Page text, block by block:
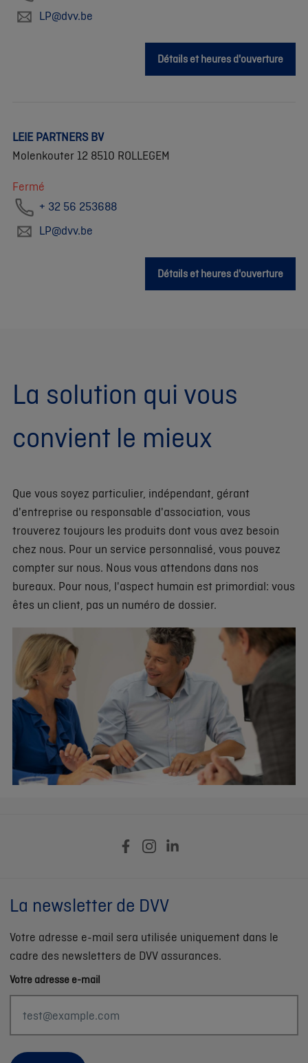
LP@dvv.be
Détails et heures d'ouverture
LEIE PARTNERS BV
Molenkouter 12 8510 ROLLEGEM
Fermé
+ 32 56 253688
LP@dvv.be
Détails et heures d'ouverture
La solution qui vous
convient le mieux
Que vous soyez particulier, indépendant, gérant
d'entreprise ou responsable d'association, vous
trouverez toujours les produits dont vous avez besoin
chez nous. Pour un service personnalisé, vous pouvez
compter sur nous. Nous vous attendons dans nos
bureaux. Pour nous, l'aspect humain est primordial: vous
êtes un client, pas un numéro de dossier.
La newsletter de DVV
Votre adresse e-mail sera utilisée uniquement dans le
cadre des newsletters de DVV assurances.
Votre adresse e-mail